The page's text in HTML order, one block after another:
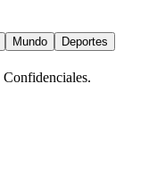
Mundo
Deportes
Confidenciales.